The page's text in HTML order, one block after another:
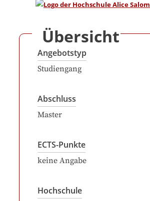
Übersicht
Angebotstyp
Studiengang
Abschluss
Master
ECTS-Punkte
keine Angabe
Hochschule